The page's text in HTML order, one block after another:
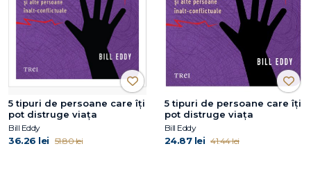
5 tipuri de persoane care îți
pot distruge viața
Bill Eddy
36.26 lei 51.80 lei
5 tipuri de persoane care îți
pot distruge viața
Bill Eddy
24.87 lei 41.44 lei